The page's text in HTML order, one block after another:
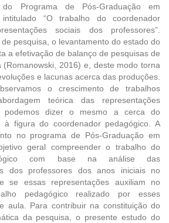
Programa de Pós-Graduação em
“O trabalho do coordenador
sociais dos professores”.
pesquisa, o levantamento do estado do
a efetivação de balanço de pesquisas de
(Romanowski, 2016) e, deste modo torna
e lacunas acerca das produções.
o crescimento de trabalhos
teórica das representações
podemos dizer o mesmo a cerca do
à figura do coordenador pedagógico. A
no programa de Pós-Graduação em
geral compreender o trabalho do
com base na análise das
dos professores dos anos iniciais no
se essas representações auxiliam no
pedagógico realizado por esses
aula. Para contribuir na constituição do
da pesquisa, o presente estudo do